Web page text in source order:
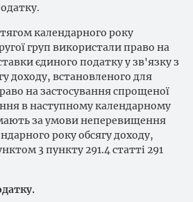
календарного року
груп використали право на
єдиного податку у зв'язку з
доходу, встановленого для
на застосування спрощеної
в наступному календарному
за умови неперевищення
року обсягу доходу,
3 пункту 291.4 статті 291